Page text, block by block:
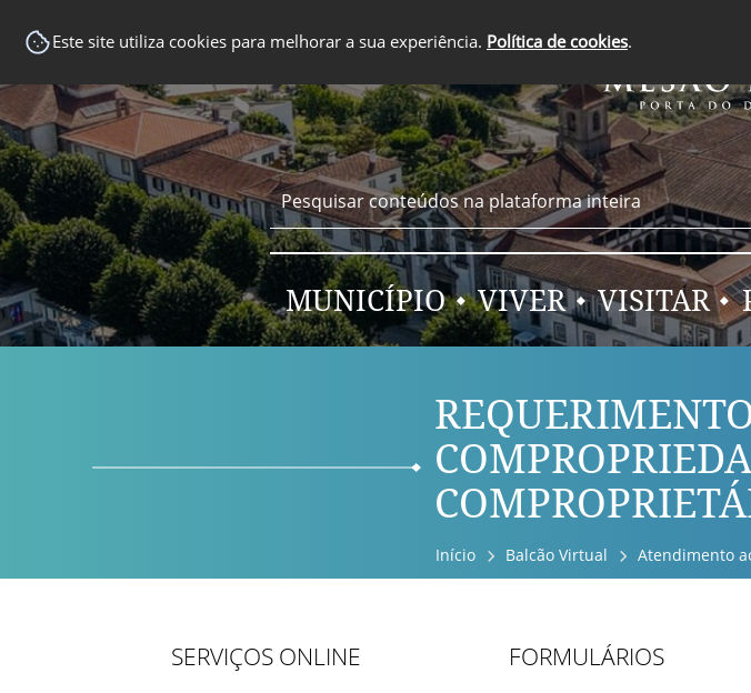
Este site utiliza cookies para melhorar a sua experiência. Política de cookies.
MUNICÍPIO VIVER VISITAR
Início Balcão Virtual Atendimento
SERVIÇOS ONLINE FORMULÁRIOS